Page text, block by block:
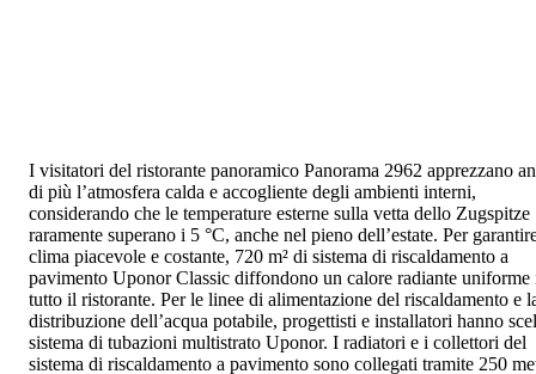
I visitatori del ristorante panoramico Panorama 2962 apprezzano
di più l’atmosfera calda e accogliente degli ambienti interni,
considerando che le temperature esterne sulla vetta dello Zugspitze
raramente superano i 5 °C, anche nel pieno dell’estate. Per
clima piacevole e costante, 720 m² di sistema di riscaldamento a
pavimento Uponor Classic diffondono un calore radiante uniforme
tutto il ristorante. Per le linee di alimentazione del riscaldamento e
distribuzione dell’acqua potabile, progettisti e installatori hanno
sistema di tubazioni multistrato Uponor. I radiatori e i collettori del
sistema di riscaldamento a pavimento sono collegati tramite 250